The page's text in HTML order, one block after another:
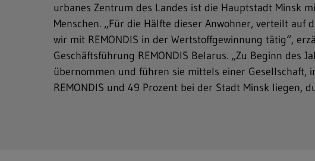
Freitext-Suche
Hit enter to search or ESC to close
urbanes Zentrum des Landes ist die Hauptstadt Minsk
Menschen. „Für die Hälfte dieser Anwohner, verteilt auf
wir mit REMONDIS in der Wertstoffgewinnung tätig“,
Geschäftsführung REMONDIS Belarus. „Zu Beginn des
übernommen und führen sie mittels einer Gesellschaft,
REMONDIS und 49 Prozent bei der Stadt Minsk liegen,